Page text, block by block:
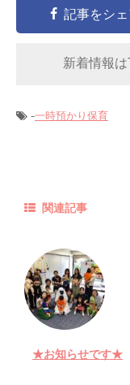
記事をシェ
新着情報
-一時預かり保育
関連記事
★お知らせです★